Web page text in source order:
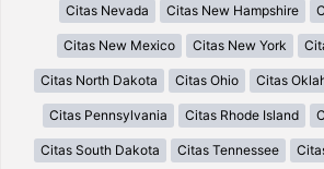
Citas Nevada Citas New Hampshire
Citas New Mexico Citas New York
Citas North Dakota Citas Ohio Citas
Citas Pennsylvania Citas Rhode Island
Citas South Dakota Citas Tennessee